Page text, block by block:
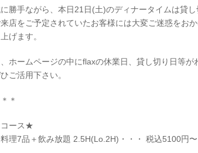
勝手ながら、本日21日(土)のディナータイムは貸
来店をご予定されていたお客様には大変ご迷惑をお
げます。
ホームページの中にflaxの休業日、貸し切り日等が
ご活用下さい。
＊
ース★
理7品＋飲み放題 2.5H(Lo.2H)・・・ 税込5100円〜